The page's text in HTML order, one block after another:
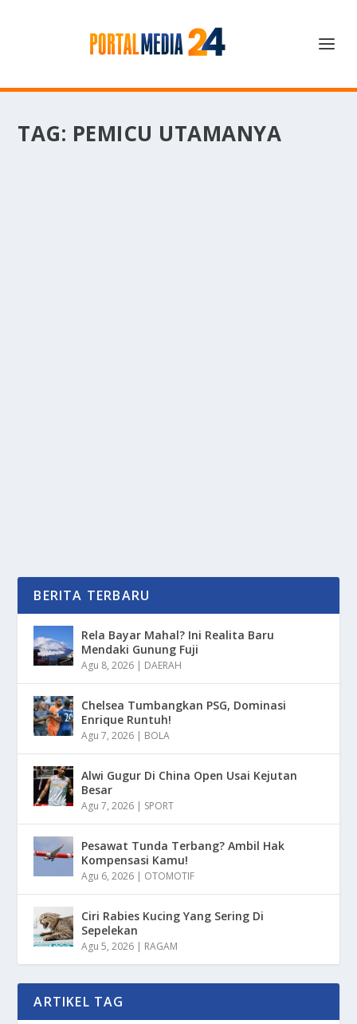
TAG: PEMICU UTAMANYA
BERITA TERBARU
Rela Bayar Mahal? Ini Realita Baru
Mendaki Gunung Fuji
Agu 8, 2026 | DAERAH
Chelsea Tumbangkan PSG, Dominasi
Enrique Runtuh!
Agu 7, 2026 | BOLA
Alwi Gugur Di China Open Usai Kejutan
Besar
Agu 7, 2026 | SPORT
Pesawat Tunda Terbang? Ambil Hak
Kompensasi Kamu!
Agu 6, 2026 | OTOMOTIF
Ciri Rabies Kucing Yang Sering Di
Sepelekan
Agu 5, 2026 | RAGAM
ARTIKEL TAG